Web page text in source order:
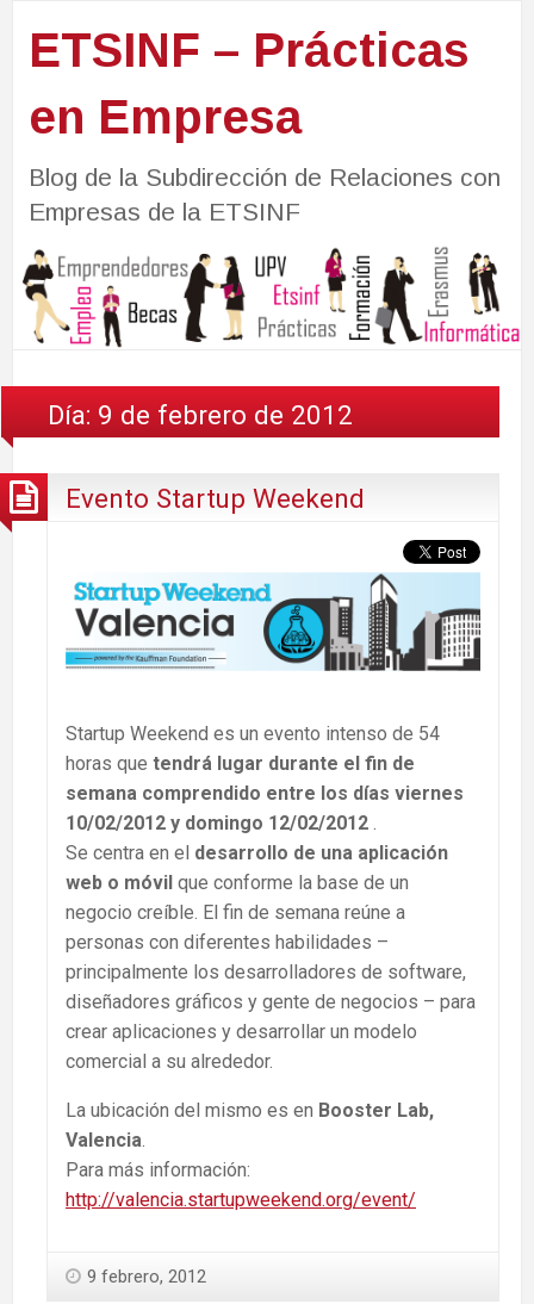
ETSINF – Prácticas
en Empresa
Blog de la Subdirección de Relaciones con
Empresas de la ETSINF
Día: 9 de febrero de 2012
Evento Startup Weekend
Startup Weekend es un evento intenso de 54
horas que tendrá lugar durante el fin de
semana comprendido entre los días viernes
10/02/2012 y domingo 12/02/2012 .
Se centra en el desarrollo de una aplicación
web o móvil que conforme la base de un
negocio creíble. El fin de semana reúne a
personas con diferentes habilidades –
principalmente los desarrolladores de software,
diseñadores gráficos y gente de negocios – para
crear aplicaciones y desarrollar un modelo
comercial a su alrededor.
La ubicación del mismo es en Booster Lab,
Valencia.
Para más información:
http://valencia.startupweekend.org/event/
9 febrero, 2012